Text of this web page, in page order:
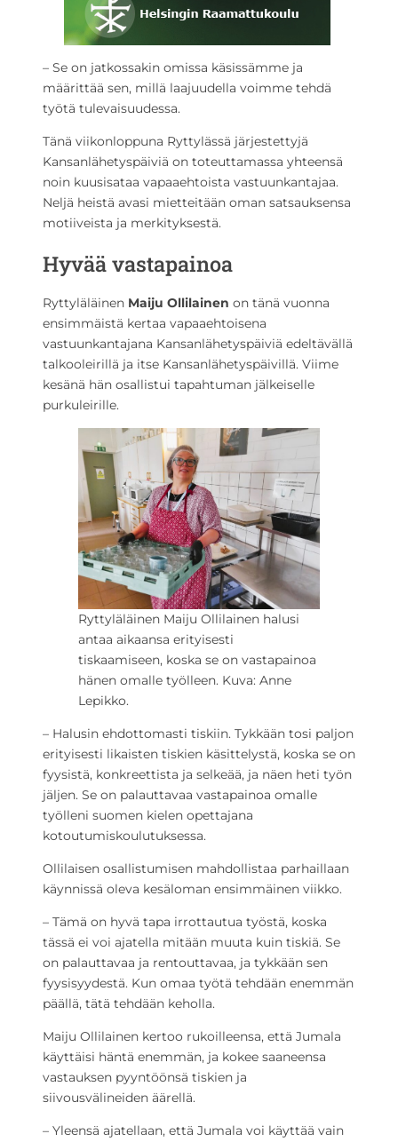
– Se on jatkossakin omissa käsissämme ja
määrittää sen, millä laajuudella voimme tehdä
työtä tulevaisuudessa.
Tänä viikonloppuna Ryttylässä järjestettyjä
Kansanlähetyspäiviä on toteuttamassa yhteensä
noin kuusisataa vapaaehtoista vastuunkantajaa.
Neljä heistä avasi mietteitään oman satsauksensa
motiiveista ja merkityksestä.
Hyvää vastapainoa
Ryttyläläinen Maiju Ollilainen on tänä vuonna
ensimmäistä kertaa vapaaehtoisena
vastuunkantajana Kansanlähetyspäiviä edeltävällä
talkooleirillä ja itse Kansanlähetyspäivillä. Viime
kesänä hän osallistui tapahtuman jälkeiselle
purkuleirille.
Ryttyläläinen Maiju Ollilainen halusi
antaa aikaansa erityisesti
tiskaamiseen, koska se on vastapainoa
hänen omalle työlleen. Kuva: Anne
Lepikko.
– Halusin ehdottomasti tiskiin. Tykkään tosi paljon
erityisesti likaisten tiskien käsittelystä, koska se on
fyysistä, konkreettista ja selkeää, ja näen heti työn
jäljen. Se on palauttavaa vastapainoa omalle
työlleni suomen kielen opettajana
kotoutumiskoulutuksessa.
Ollilaisen osallistumisen mahdollistaa parhaillaan
käynnissä oleva kesäloman ensimmäinen viikko.
– Tämä on hyvä tapa irrottautua työstä, koska
tässä ei voi ajatella mitään muuta kuin tiskiä. Se
on palauttavaa ja rentouttavaa, ja tykkään sen
fyysisyydestä. Kun omaa työtä tehdään enemmän
päällä, tätä tehdään keholla.
Maiju Ollilainen kertoo rukoilleensa, että Jumala
käyttäisi häntä enemmän, ja kokee saaneensa
vastauksen pyyntöönsä tiskien ja
siivousvälineiden äärellä.
– Yleensä ajatellaan, että Jumala voi käyttää vain